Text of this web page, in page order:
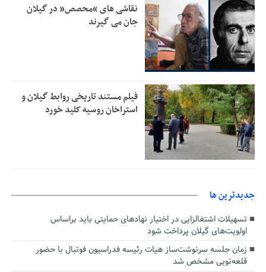
9:30 مهاجرانی: کشور با همبستگی ملی از دشواری‌های جنگ گذر کرد
نقاشی های “محصص” در گیلان
جان می گیرند
فیلم مستند تاریخی روابط گیلان و
استراخان روسیه کلید خورد
جديدترين ها
تسهیلات اشتغالزایی در اختیار نهادهای حمایتی باید براساس
اولویت‌های گیلان پرداخت شود
زمان جلسه سرنوشت‌ساز هیات رئیسه فدراسیون فوتبال با حضور
قلعه‌نویی مشخص شد